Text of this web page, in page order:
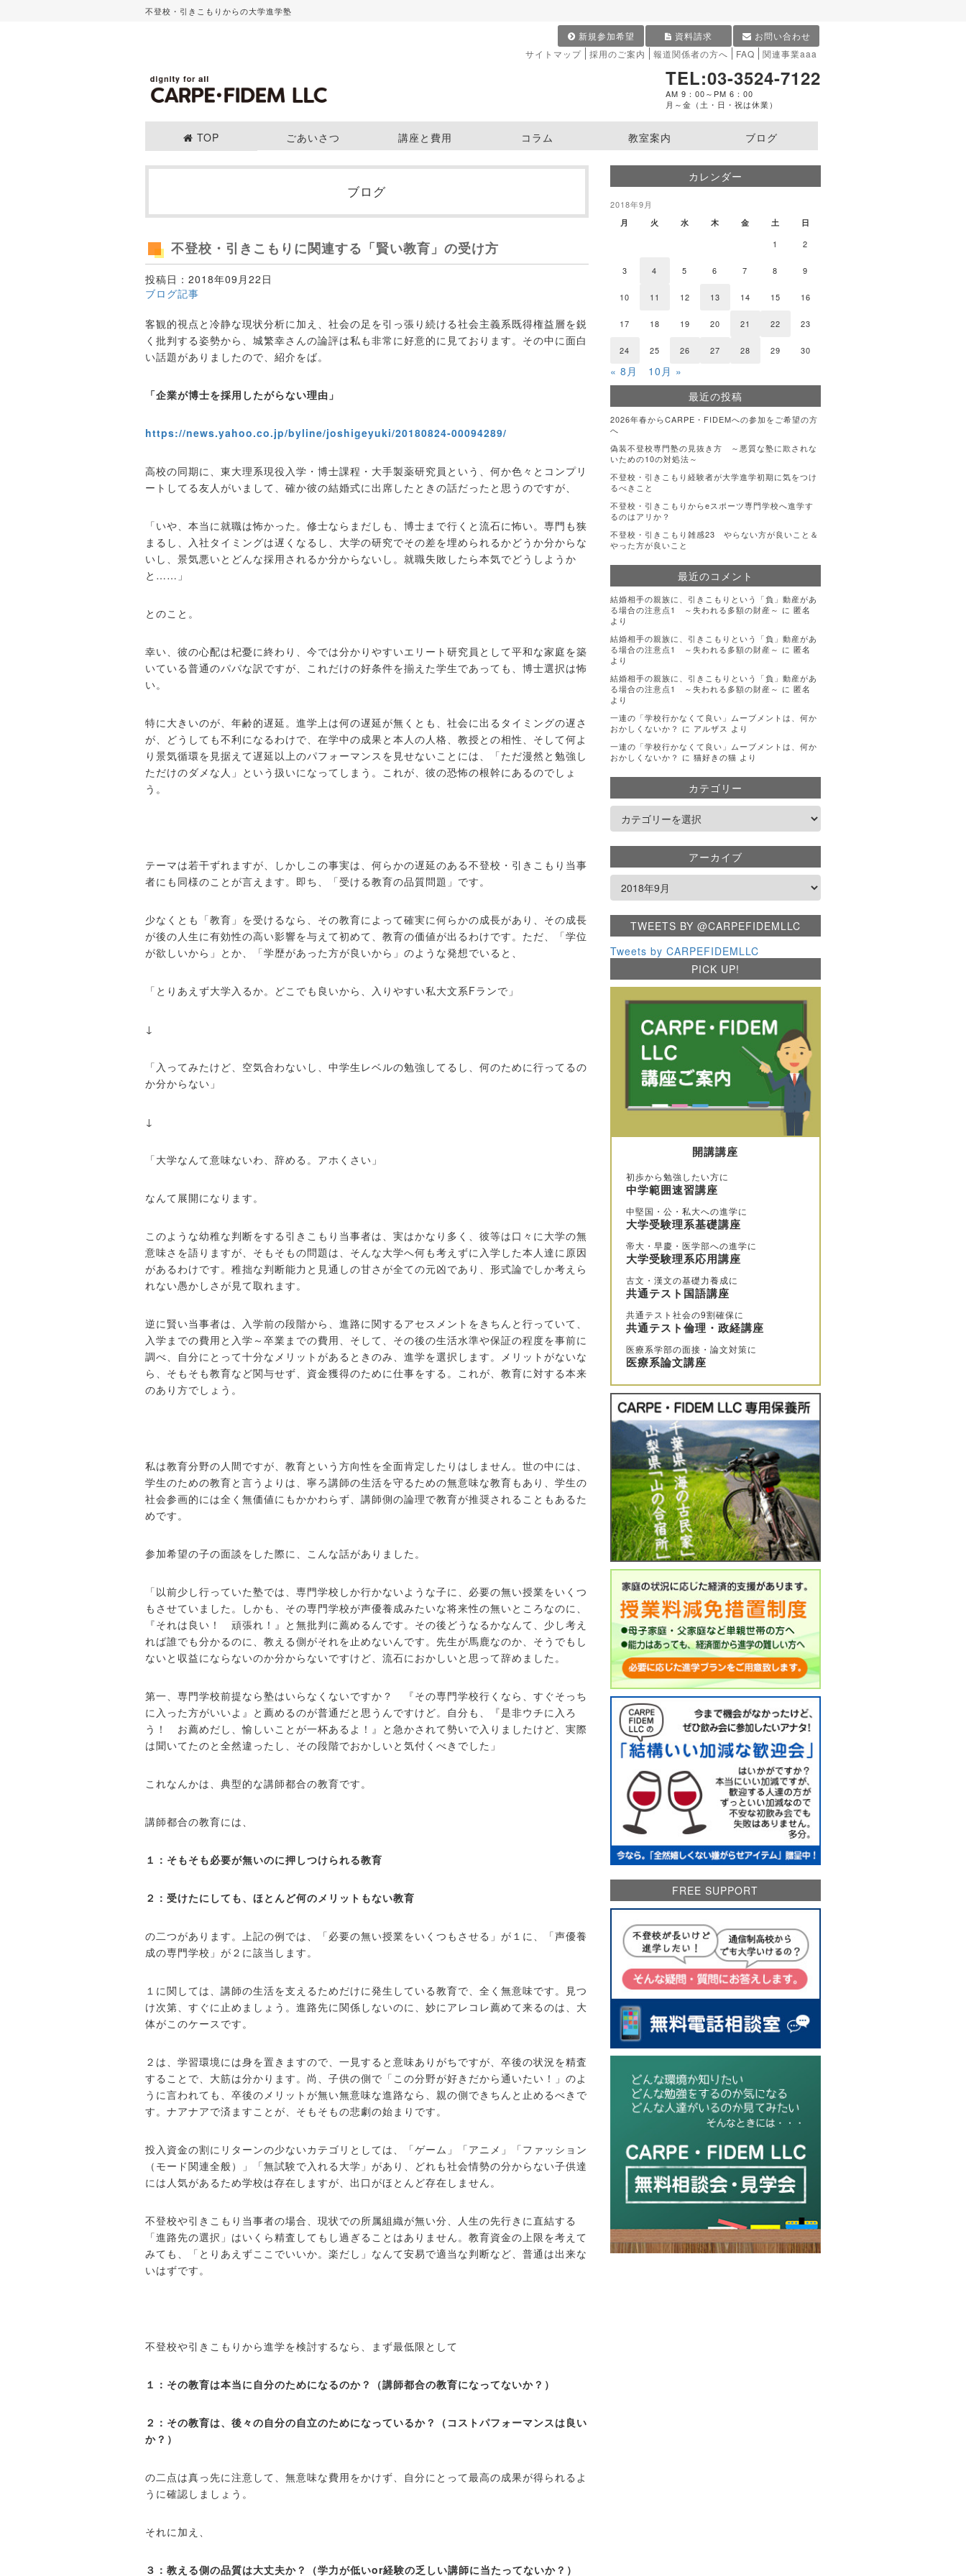
不登校・引きこもりからの大学進学塾
お問い合わせ
資料請求
新規参加希望
関連事業aaa
FAQ
報道関係者の方へ
採用のご案内
サイトマップ
TEL:03-3524-7122
AM 9：00～PM 6：00
月～金（土・日・祝は休業）
TOP ごあいさつ 講座と費用 コラム 教室案内 ブログ
ブログ
不登校・引きこもりに関連する「賢い教育」の受け方
投稿日：2018年09月22日
ブログ記事
客観的視点と冷静な現状分析に加え、社会の足を引っ張り続ける社会主義系既得権益層を鋭
く批判する姿勢から、城繁幸さんの論評は私も非常に好意的に見ております。その中に面白
い話題がありましたので、紹介をば。
「企業が博士を採用したがらない理由」
https://news.yahoo.co.jp/byline/joshigeyuki/20180824-00094289/
高校の同期に、東大理系現役入学・博士課程・大手製薬研究員という、何か色々とコンプリ
ートしてる友人がいまして、確か彼の結婚式に出席したときの話だったと思うのですが、
「いや、本当に就職は怖かった。修士ならまだしも、博士まで行くと流石に怖い。専門も狭
まるし、入社タイミングは遅くなるし、大学の研究でその差を埋められるかどうか分からな
いし、景気悪いとどんな採用されるか分からないし。就職失敗したら本気でどうしようか
と……」
とのこと。
幸い、彼の心配は杞憂に終わり、今では分かりやすいエリート研究員として平和な家庭を築
いている普通のパパな訳ですが、これだけの好条件を揃えた学生であっても、博士選択は怖
い。
特に大きいのが、年齢的遅延。進学上は何の遅延が無くとも、社会に出るタイミングの遅さ
が、どうしても不利になるわけで、在学中の成果と本人の人格、教授との相性、そして何よ
り景気循環を見据えて遅延以上のパフォーマンスを見せないことには、「ただ漫然と勉強し
ただけのダメな人」という扱いになってしまう。これが、彼の恐怖の根幹にあるのでしょ
う。
テーマは若干ずれますが、しかしこの事実は、何らかの遅延のある不登校・引きこもり当事
者にも同様のことが言えます。即ち、「受ける教育の品質問題」です。
少なくとも「教育」を受けるなら、その教育によって確実に何らかの成長があり、その成長
が後の人生に有効性の高い影響を与えて初めて、教育の価値が出るわけです。ただ、「学位
が欲しいから」とか、「学歴があった方が良いから」のような発想でいると、
「とりあえず大学入るか。どこでも良いから、入りやすい私大文系Fランで」
↓
「入ってみたけど、空気合わないし、中学生レベルの勉強してるし、何のために行ってるの
か分からない」
↓
「大学なんて意味ないわ、辞める。アホくさい」
なんて展開になります。
このような幼稚な判断をする引きこもり当事者は、実はかなり多く、彼等は口々に大学の無
意味さを語りますが、そもそもの問題は、そんな大学へ何も考えずに入学した本人達に原因
があるわけです。稚拙な判断能力と見通しの甘さが全ての元凶であり、形式論でしか考えら
れない愚かしさが見て取れます。
逆に賢い当事者は、入学前の段階から、進路に関するアセスメントをきちんと行っていて、
入学までの費用と入学～卒業までの費用、そして、その後の生活水準や保証の程度を事前に
調べ、自分にとって十分なメリットがあるときのみ、進学を選択します。メリットがないな
ら、そもそも教育など関与せず、資金獲得のために仕事をする。これが、教育に対する本来
のあり方でしょう。
私は教育分野の人間ですが、教育という方向性を全面肯定したりはしません。世の中には、
学生のための教育と言うよりは、寧ろ講師の生活を守るための無意味な教育もあり、学生の
社会参画的には全く無価値にもかかわらず、講師側の論理で教育が推奨されることもあるた
めです。
参加希望の子の面談をした際に、こんな話がありました。
「以前少し行っていた塾では、専門学校しか行かないような子に、必要の無い授業をいくつ
もさせていました。しかも、その専門学校が声優養成みたいな将来性の無いところなのに、
『それは良い！ 頑張れ！』と無批判に薦めるんです。その後どうなるかなんて、少し考え
れば誰でも分かるのに、教える側がそれを止めないんです。先生が馬鹿なのか、そうでもし
ないと収益にならないのか分からないですけど、流石におかしいと思って辞めました。
第一、専門学校前提なら塾はいらなくないですか？ 『その専門学校行くなら、すぐそっち
に入った方がいいよ』と薦めるのが普通だと思うんですけど。自分も、『是非ウチに入ろ
う！ お薦めだし、愉しいことが一杯あるよ！』と急かされて勢いで入りましたけど、実際
は聞いてたのと全然違ったし、その段階でおかしいと気付くべきでした」
これなんかは、典型的な講師都合の教育です。
講師都合の教育には、
１：そもそも必要が無いのに押しつけられる教育
２：受けたにしても、ほとんど何のメリットもない教育
の二つがあります。上記の例では、「必要の無い授業をいくつもさせる」が１に、「声優養
成の専門学校」が２に該当します。
１に関しては、講師の生活を支えるためだけに発生している教育で、全く無意味です。見つ
け次第、すぐに止めましょう。進路先に関係しないのに、妙にアレコレ薦めて来るのは、大
体がこのケースです。
２は、学習環境には身を置きますので、一見すると意味ありがちですが、卒後の状況を精査
することで、大筋は分かります。尚、子供の側で「この分野が好きだから通いたい！」のよ
うに言われても、卒後のメリットが無い無意味な進路なら、親の側できちんと止めるべきで
す。ナアナアで済ますことが、そもそもの悲劇の始まりです。
投入資金の割にリターンの少ないカテゴリとしては、「ゲーム」「アニメ」「ファッション
（モード関連全般）」「無試験で入れる大学」があり、どれも社会情勢の分からない子供達
には人気があるため学校は存在しますが、出口がほとんど存在しません。
不登校や引きこもり当事者の場合、現状での所属組織が無い分、人生の先行きに直結する
「進路先の選択」はいくら精査してもし過ぎることはありません。教育資金の上限を考えて
みても、「とりあえずここでいいか。楽だし」なんて安易で適当な判断など、普通は出来な
いはずです。
不登校や引きこもりから進学を検討するなら、まず最低限として
１：その教育は本当に自分のためになるのか？（講師都合の教育になってないか？）
２：その教育は、後々の自分の自立のためになっているか？（コストパフォーマンスは良い
か？）
の二点は真っ先に注意して、無意味な費用をかけず、自分にとって最高の成果が得られるよ
うに確認しましょう。
それに加え、
３：教える側の品質は大丈夫か？（学力が低いor経験の乏しい講師に当たってないか？）
カレンダー
2018年9月
月 火 水 木 金 土 日
1 2
3 4 5 6 7 8 9
10 11 12 13 14 15 16
17 18 19 20 21 22 23
24 25 26 27 28 29 30
« 8月
10月 »
最近の投稿
2026年春からCARPE・FIDEMへの参加をご希望の方
へ
偽装不登校専門塾の見抜き方 ～悪質な塾に欺されな
いための10の対処法～
不登校・引きこもり経験者が大学進学初期に気をつけ
るべきこと
不登校・引きこもりからeスポーツ専門学校へ進学す
るのはアリか？
不登校・引きこもり雑感23 やらない方が良いこと＆
やった方が良いこと
最近のコメント
結婚相手の親族に、引きこもりという「負」動産があ
る場合の注意点1 ～失われる多額の財産～ に 匿名
より
結婚相手の親族に、引きこもりという「負」動産があ
る場合の注意点1 ～失われる多額の財産～ に 匿名
より
結婚相手の親族に、引きこもりという「負」動産があ
る場合の注意点1 ～失われる多額の財産～ に 匿名
より
一連の「学校行かなくて良い」ムーブメントは、何か
おかしくないか？ に アルザス より
一連の「学校行かなくて良い」ムーブメントは、何か
おかしくないか？ に 猫好きの猫 より
カテゴリー
アーカイブ
TWEETS BY @CARPEFIDEMLLC
Tweets by CARPEFIDEMLLC
PICK UP!
開講講座
初歩から勉強したい方に
中学範囲速習講座
中堅国・公・私大への進学に
大学受験理系基礎講座
帝大・早慶・医学部への進学に
大学受験理系応用講座
古文・漢文の基礎力養成に
共通テスト国語講座
共通テスト社会の9割確保に
共通テスト倫理・政経講座
医療系学部の面接・論文対策に
医療系論文講座
FREE SUPPORT